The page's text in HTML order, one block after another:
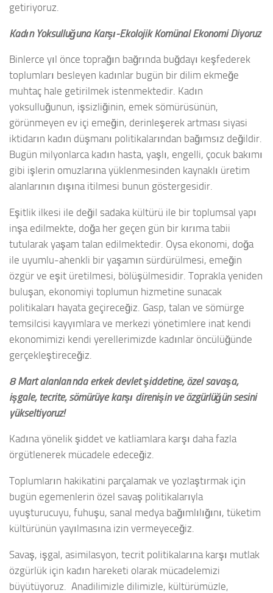
getiriyoruz.
Kadın Yoksulluğuna Karşı-Ekolojik Komünal Ekonomi Diyoruz
Binlerce yıl önce toprağın bağrında buğdayı keşfederek
toplumları besleyen kadınlar bugün bir dilim ekmeğe
muhtaç hale getirilmek istenmektedir. Kadın
yoksulluğunun, işsizliğinin, emek sömürüsünün,
görünmeyen ev içi emeğin, derinleşerek artması siyasi
iktidarın kadın düşmanı politikalarından bağımsız değildir.
Bugün milyonlarca kadın hasta, yaşlı, engelli, çocuk bakımı
gibi işlerin omuzlarına yüklenmesinden kaynaklı üretim
alanlarının dışına itilmesi bunun göstergesidir.
Eşitlik ilkesi ile değil sadaka kültürü ile bir toplumsal yapı
inşa edilmekte, doğa her geçen gün bir kırıma tabii
tutularak yaşam talan edilmektedir. Oysa ekonomi, doğa
ile uyumlu-ahenkli bir yaşamın sürdürülmesi, emeğin
özgür ve eşit üretilmesi, bölüşülmesidir. Toprakla yeniden
buluşan, ekonomiyi toplumun hizmetine sunacak
politikaları hayata geçireceğiz. Gasp, talan ve sömürge
temsilcisi kayyımlara ve merkezi yönetimlere inat kendi
ekonomimizi kendi yerellerimizde kadınlar öncülüğünde
gerçekleştireceğiz.
8 Mart alanlarında erkek devlet şiddetine, özel savaşa,
işgale, tecrite, sömürüye karşı direnişin ve özgürlüğün sesini
yükseltiyoruz!
Kadına yönelik şiddet ve katliamlara karşı daha fazla
örgütlenerek mücadele edeceğiz.
Toplumların hakikatini parçalamak ve yozlaştırmak için
bugün egemenlerin özel savaş politikalarıyla
uyuşturucuyu, fuhuşu, sanal medya bağımlılığını, tüketim
kültürünün yayılmasına izin vermeyeceğiz.
Savaş, işgal, asimilasyon, tecrit politikalarına karşı mutlak
özgürlük için kadın hareketi olarak mücadelemizi
büyütüyoruz. Anadilimizle dilimizle, kültürümüzle,